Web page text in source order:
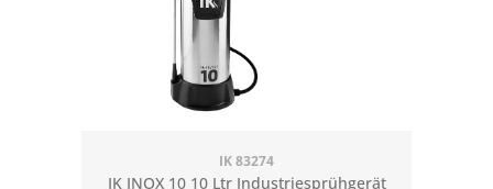
IK 83274
IK INOX 10 10 Ltr Industriesprühgerät